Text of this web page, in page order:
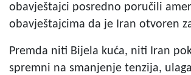
obavještajci posredno poručili
obavještajcima da je Iran otvoren
Premda niti Bijela kuća, niti Iran
spremni na smanjenje tenzija,